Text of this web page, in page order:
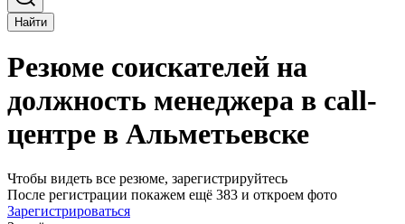
Найти
Резюме соискателей на
должность менеджера в call-
центре в Альметьевске
Чтобы видеть все резюме, зарегистрируйтесь
После регистрации покажем ещё 383 и откроем фото
Зарегистрироваться